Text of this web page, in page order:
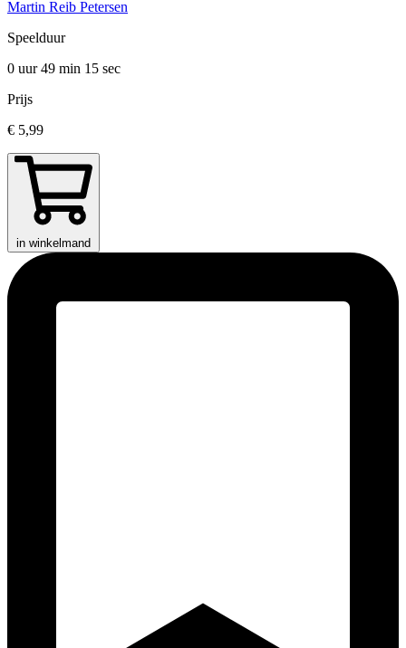
Martin Reib Petersen
Speelduur
0 uur 49 min 15 sec
Prijs
€ 5,99
in winkelmand